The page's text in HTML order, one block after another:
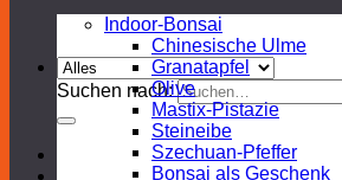
Suchen nach:
Indoor-Bonsai
Chinesische Ulme
Granatapfel
Olive
Mastix-Pistazie
Steineibe
Szechuan-Pfeffer
Bonsai als Geschenk